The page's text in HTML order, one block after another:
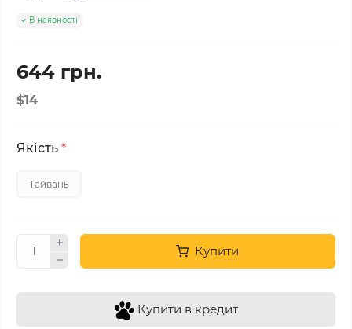
В наявності
644 грн.
$14
Якість *
Тайвань
Купити
Купити в кредит